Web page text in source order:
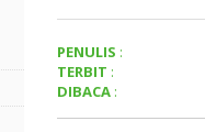
PENULIS :
TERBIT :
DIBACA :